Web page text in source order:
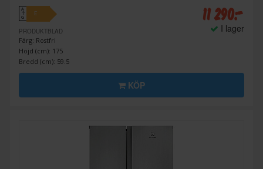
A
↑
G
E
PRODUKTBLAD
Färg: Rostfri
Höjd (cm): 175
Bredd (cm): 59.5
11 290:-
I lager
KÖP